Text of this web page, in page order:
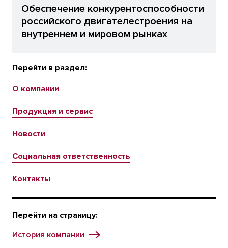
Перейти в раздел:
О компании
Продукция и сервис
Новости
Социальная ответственность
Контакты
Перейти на страницу:
История компании
Обеспечение конкурентоспособности
российского двигателестроения на
внутреннем и мировом рынках